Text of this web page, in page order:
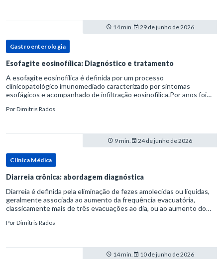
14 min. 29 de junho de 2026
Gastroenterologia
Esofagite eosinofílica: Diagnóstico e tratamento
A esofagite eosinofílica é definida por um processo
clinicopatológico imunomediado caracterizado por sintomas
esofágicos e acompanhado de infiltração eosinofílica.Por anos foi
refluxo gastr
PorDimitris Rados
9 min. 24 de junho de 2026
Clínica Médica
Diarreia crônica: abordagem diagnóstica
Diarreia é definida pela eliminação de fezes amolecidas ou líquidas,
geralmente associada ao aumento da frequência evacuatória,
classicamente mais de três evacuações ao dia, ou ao aumento do
PorDimitris Rados
14 min. 10 de junho de 2026